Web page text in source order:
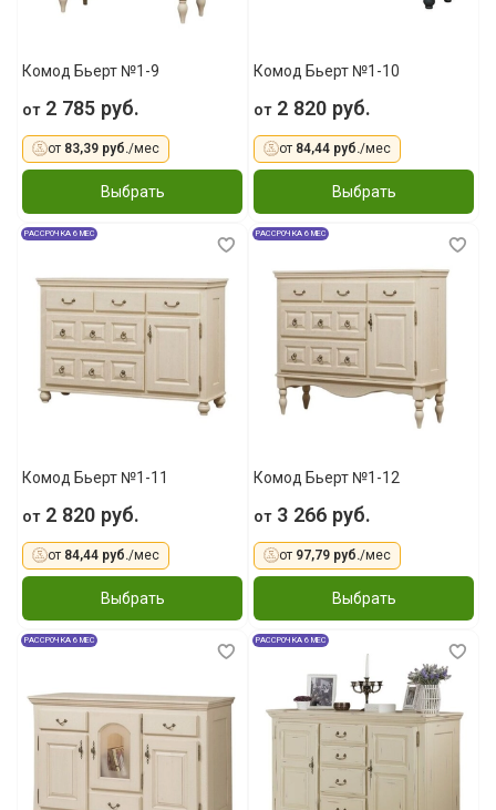
Комод Бьерт №1-9
от2 785 руб.
от 83,39 руб./мес
Выбрать
Комод Бьерт №1-10
от2 820 руб.
от 84,44 руб./мес
Выбрать
РАССРОЧКА 6 МЕС
Комод Бьерт №1-11
от2 820 руб.
от 84,44 руб./мес
Выбрать
РАССРОЧКА 6 МЕС
Комод Бьерт №1-12
от3 266 руб.
от 97,79 руб./мес
Выбрать
РАССРОЧКА 6 МЕС РАССРОЧКА 6 МЕС